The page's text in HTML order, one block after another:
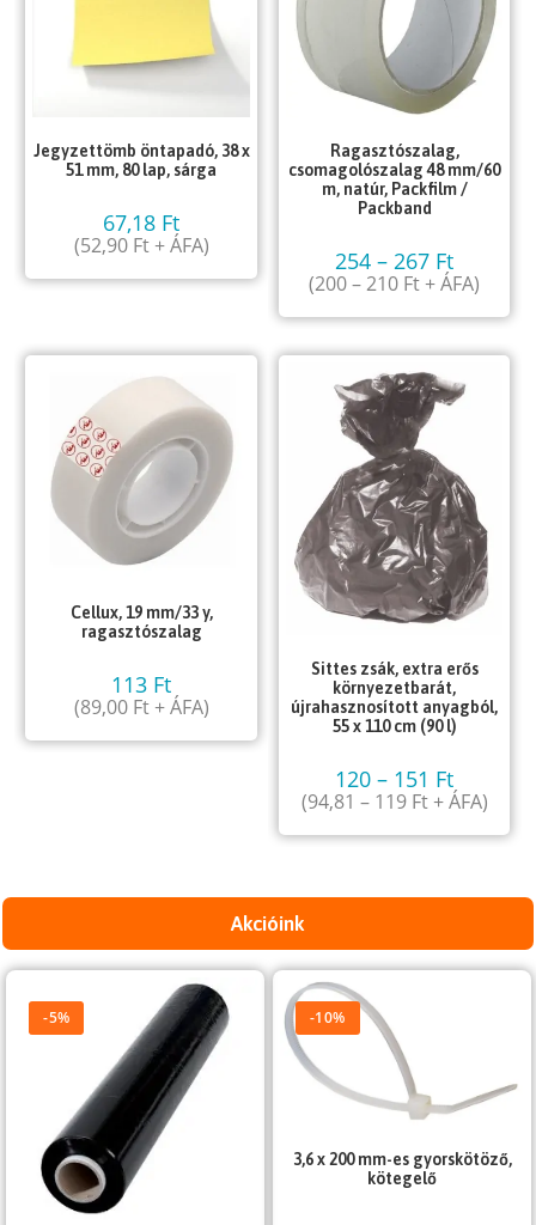
Jegyzettömb öntapadó, 38 x
51 mm, 80 lap, sárga
67,18 Ft
(52,90 Ft+ ÁFA)
Ragasztószalag,
csomagolószalag 48 mm/60
m, natúr, Packfilm /
Packband
254– 267 Ft
(200–210 Ft+ ÁFA)
Cellux, 19 mm/33 y,
ragasztószalag
113 Ft
(89,00 Ft+ ÁFA)
Sittes zsák, extra erős
környezetbarát,
újrahasznosított anyagból,
55 x 110 cm (90 l)
120– 151 Ft
(94,81 – 119 Ft+ ÁFA)
Akcióink
-5% -10%
3,6 x 200 mm-es gyorskötöző,
kötegelő